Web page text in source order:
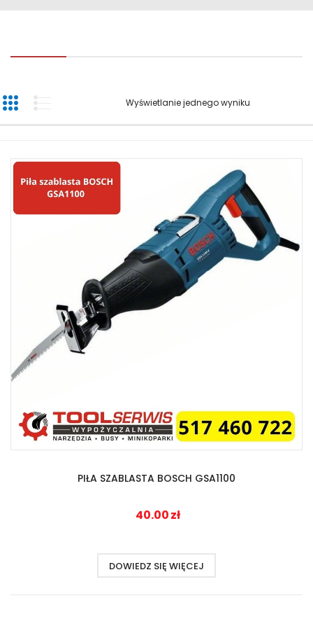
Wyświetlanie jednego wyniku
PIŁA SZABLASTA BOSCH GSA1100
40.00zł
DOWIEDZ SIĘ WIĘCEJ